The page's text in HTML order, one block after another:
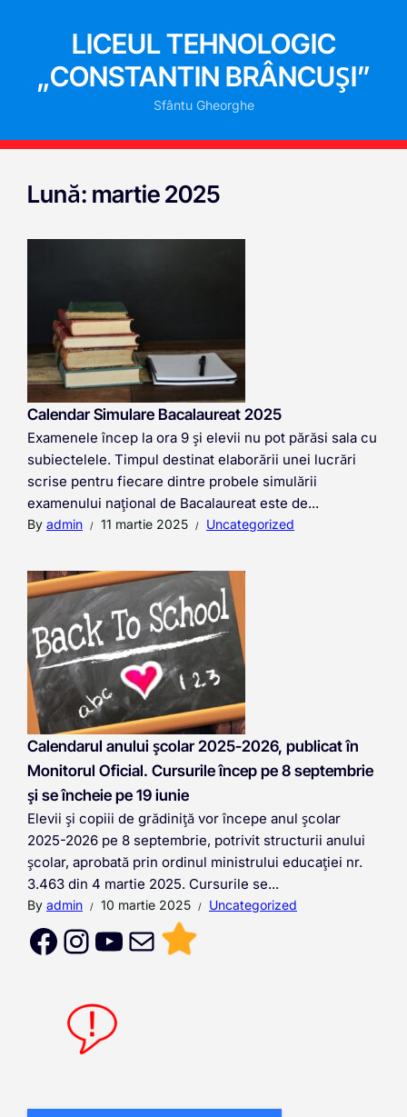
LICEUL TEHNOLOGIC
„CONSTANTIN BRÂNCUȘI”
Sfântu Gheorghe
Lună: martie 2025
Calendar Simulare Bacalaureat 2025
Examenele încep la ora 9 și elevii nu pot părăsi sala cu
subiectelele. Timpul destinat elaborării unei lucrări
scrise pentru fiecare dintre probele simulării
examenului național de Bacalaureat este de...
By admin 11 martie 2025 Uncategorized
Calendarul anului școlar 2025-2026, publicat în
Monitorul Oficial. Cursurile încep pe 8 septembrie
și se încheie pe 19 iunie
Elevii și copiii de grădiniță vor începe anul școlar
2025-2026 pe 8 septembrie, potrivit structurii anului
școlar, aprobată prin ordinul ministrului educației nr.
3.463 din 4 martie 2025. Cursurile se...
By admin 10 martie 2025 Uncategorized